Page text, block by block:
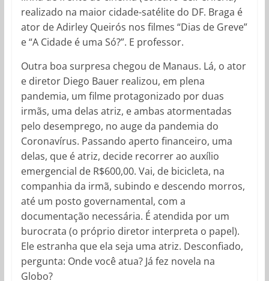
realizado na maior cidade-satélite do DF. Braga é
ator de Adirley Queirós nos filmes “Dias de Greve”
e “A Cidade é uma Só?”. E professor.
Outra boa surpresa chegou de Manaus. Lá, o ator
e diretor Diego Bauer realizou, em plena
pandemia, um filme protagonizado por duas
irmãs, uma delas atriz, e ambas atormentadas
pelo desemprego, no auge da pandemia do
Coronavírus. Passando aperto financeiro, uma
delas, que é atriz, decide recorrer ao auxílio
emergencial de R$600,00. Vai, de bicicleta, na
companhia da irmã, subindo e descendo morros,
até um posto governamental, com a
documentação necessária. É atendida por um
burocrata (o próprio diretor interpreta o papel).
Ele estranha que ela seja uma atriz. Desconfiado,
pergunta: Onde você atua? Já fez novela na
Globo?